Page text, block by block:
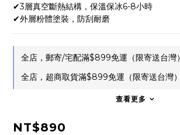
✔3層真空斷熱結構，保溫保冰6-8小時
✔外層粉體塗裝，防刮耐磨
全店，郵寄/宅配滿$899免運（限寄送台灣）
全店，超商取貨滿$899免運（限寄送台灣）
查看更多
NT$890